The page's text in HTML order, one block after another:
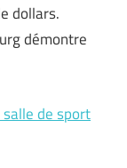
dollars.
démontre
salle de sport